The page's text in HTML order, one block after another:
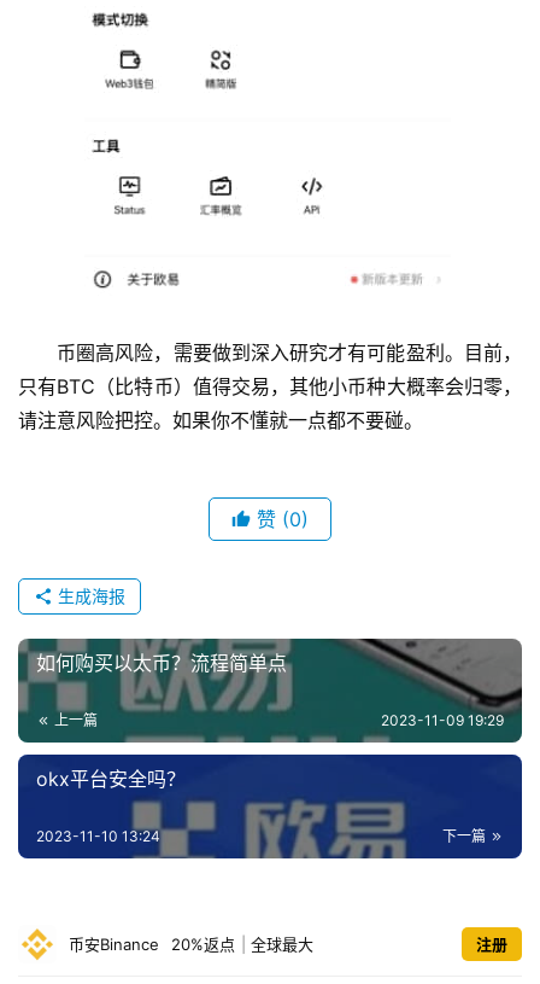
币圈高风险，需要做到深入研究才有可能盈利。目前，
只有BTC（比特币）值得交易，其他小币种大概率会归零，
请注意风险把控。如果你不懂就一点都不要碰。
赞 (0)
生成海报
如何购买以太币？流程简单点
上一篇 2023-11-09 19:29
okx平台安全吗？
下一篇
2023-11-10 13:24
币安Binance 20%返点 全球最大 注册